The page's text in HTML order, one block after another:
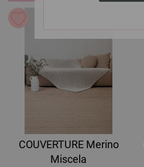
COUVERTURE Merino
Miscela